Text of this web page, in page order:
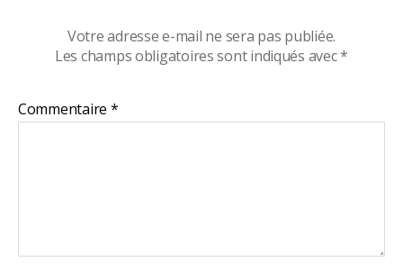
Votre adresse e-mail ne sera pas publiée.
Les champs obligatoires sont indiqués avec*
Commentaire *